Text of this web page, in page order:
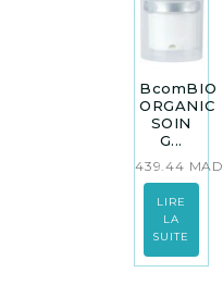
BcomBIO
ORGANIC
SOIN
G...
439.44 MAD
LIRE
LA
SUITE